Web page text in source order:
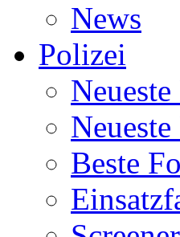
News
Polizei
Beste